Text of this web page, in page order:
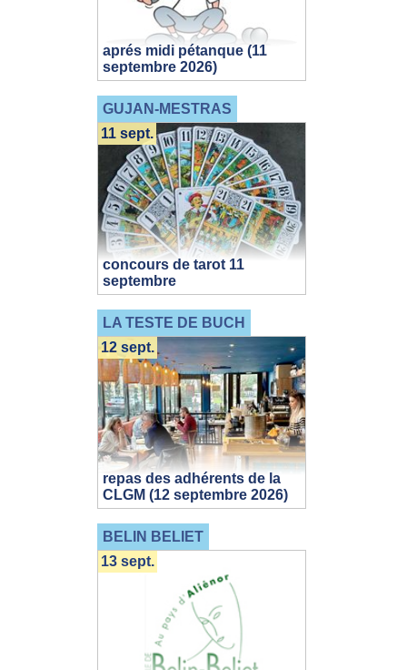
aprés midi pétanque (11
septembre 2026)
GUJAN-MESTRAS
concours de tarot 11
septembre
11 sept.
LA TESTE DE BUCH
repas des adhérents de la
CLGM (12 septembre 2026)
12 sept.
BELIN BELIET
13 sept.